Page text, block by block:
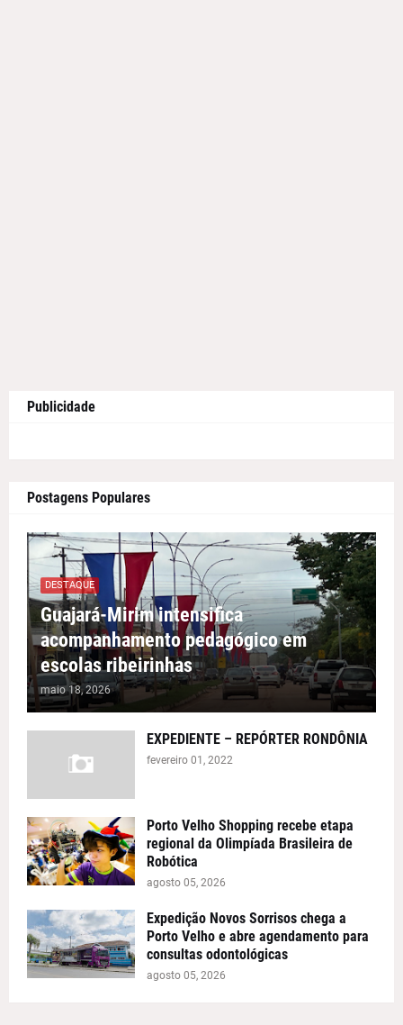
Publicidade
Postagens Populares
DESTAQUE
Guajará-Mirim intensifica
acompanhamento pedagógico em
escolas ribeirinhas
maio 18, 2026
EXPEDIENTE – REPÓRTER RONDÔNIA
fevereiro 01, 2022
Porto Velho Shopping recebe etapa
regional da Olimpíada Brasileira de
Robótica
agosto 05, 2026
Expedição Novos Sorrisos chega a
Porto Velho e abre agendamento para
consultas odontológicas
agosto 05, 2026